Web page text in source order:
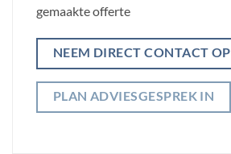
gemaakte offerte
NEEM DIRECT CONTACT OP
PLAN ADVIESGESPREK IN